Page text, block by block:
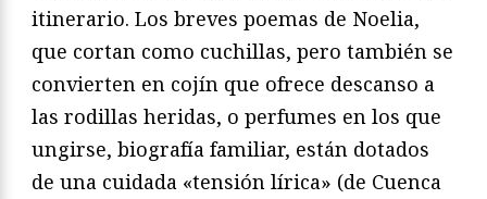
itinerario. Los breves poemas de Noelia,
que cortan como cuchillas, pero también se
convierten en cojín que ofrece descanso a
las rodillas heridas, o perfumes en los que
ungirse, biografía familiar, están dotados
de una cuidada «tensión lírica» (de Cuenca